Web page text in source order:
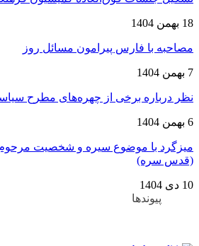
18 بهمن 1404
مصاحبه با فارس پیرامون مسائل روز
7 بهمن 1404
نظر درباره برخی از چهره‌های مطرح
6 بهمن 1404
میزگرد با موضوع سیره و شخصیت
(قدس سره)
10 دی 1404
پیوندها